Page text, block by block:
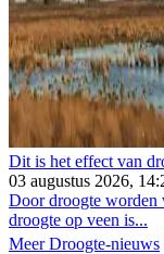
Dit is het effect van
03 augustus 2026,
Door droogte worden
droogte op veen is...
Meer Droogte-nieuws